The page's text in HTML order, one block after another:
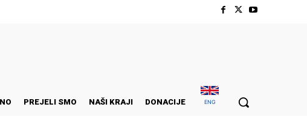
PREJELI SMO NAŠI KRAJI DONACIJE ENG